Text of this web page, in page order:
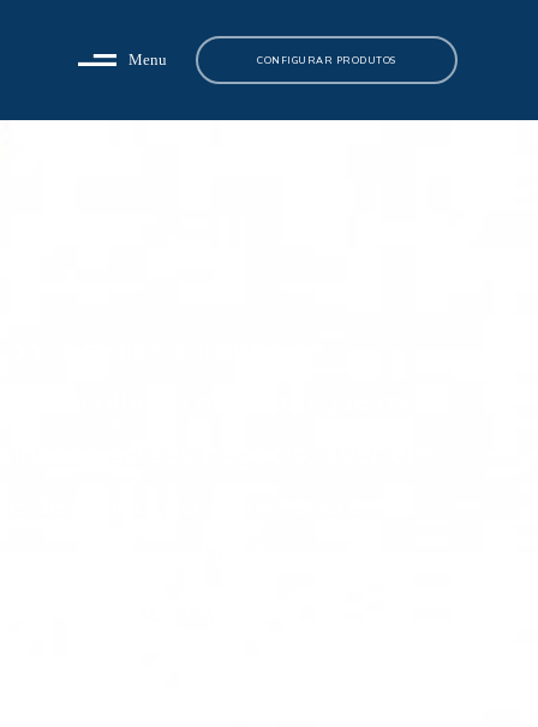
Menu CONFIGURAR PRODUTOS
aqui a sua compra!